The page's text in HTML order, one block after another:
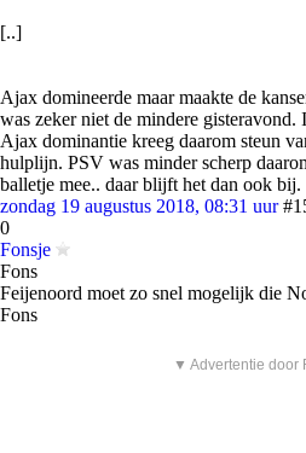
[..]
Ajax domineerde maar maakte de
was zeker niet de mindere gisteravond.
Ajax dominantie kreeg daarom steun
hulplijn. PSV was minder scherp
balletje mee.. daar blijft het dan ook bij.
zondag 19 augustus 2018, 08:31 uur
0
Fonsje
Fons
Feijenoord moet zo snel mogelijk die
Fons
▼ Advertentie door